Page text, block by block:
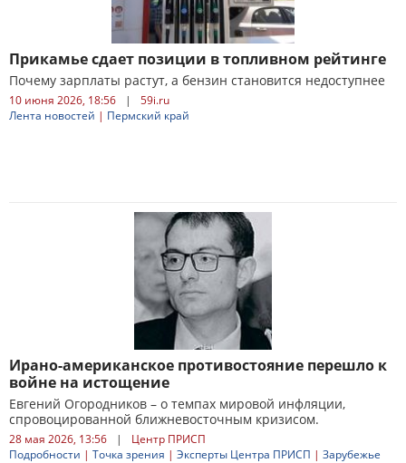
Прикамье сдает позиции в топливном рейтинге
Почему зарплаты растут, а бензин становится недоступнее
10 июня 2026, 18:56 |
59i.ru
Лента новостей | Пермский край
Ирано-американское противостояние перешло к
войнe на истощение
Евгений Огородников – о темпах мировой инфляции,
спровоцированной ближневосточным кризисом.
28 мая 2026, 13:56 |
Центр ПРИСП
Подробности | Точка зрения | Эксперты Центра ПРИСП | Зарубежье